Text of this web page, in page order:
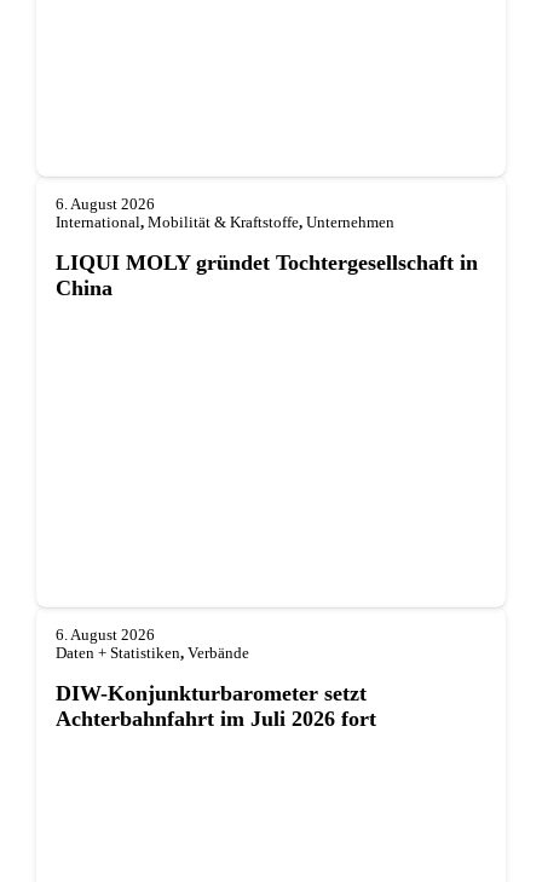
6. August 2026
International, Mobilität & Kraftstoffe, Unternehmen
LIQUI MOLY gründet Tochterge­sellschaft in
China
6. August 2026
Daten + Statistiken, Verbände
DIW-Konjunkturbarometer setzt
Achterbahnfahrt im Juli 2026 fort